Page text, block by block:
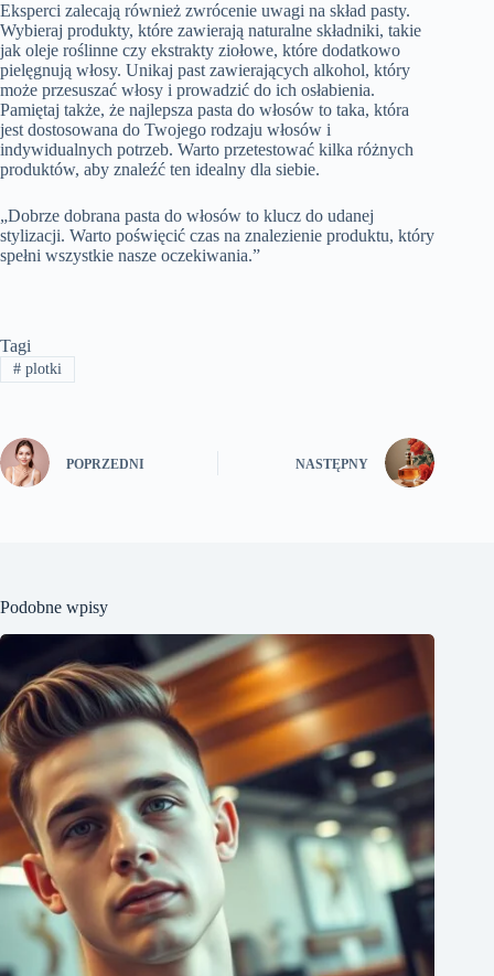
Eksperci zalecają również zwrócenie uwagi na skład pasty.
Wybieraj produkty, które zawierają naturalne składniki, takie
jak oleje roślinne czy ekstrakty ziołowe, które dodatkowo
pielęgnują włosy. Unikaj past zawierających alkohol, który
może przesuszać włosy i prowadzić do ich osłabienia.
Pamiętaj także, że najlepsza pasta do włosów to taka, która
jest dostosowana do Twojego rodzaju włosów i
indywidualnych potrzeb. Warto przetestować kilka różnych
produktów, aby znaleźć ten idealny dla siebie.
„Dobrze dobrana pasta do włosów to klucz do udanej
stylizacji. Warto poświęcić czas na znalezienie produktu, który
spełni wszystkie nasze oczekiwania.”
Tagi
#plotki
POPRZEDNI NASTĘPNY
Podobne wpisy